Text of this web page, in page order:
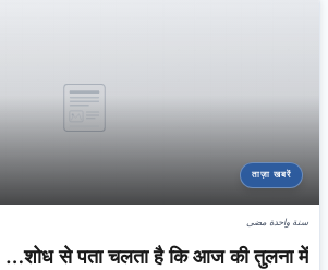
ताज़ा खबरें
سنة واحدة مضى
शोध से पता चलता है कि आज की तुलना में…